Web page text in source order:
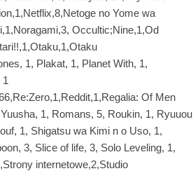
no Yome wa
Occultic;Nine,1,Od
1, Plakat, 1, Planet With, 1,
1
Of Men
1, Romans, 5, Roukin, 1, Ryuuou
1, Shigatsu wa Kimi n o Uso, 1,
3, Slice of life, 3, Solo Leveling, 1,
internetowe,2,Studio